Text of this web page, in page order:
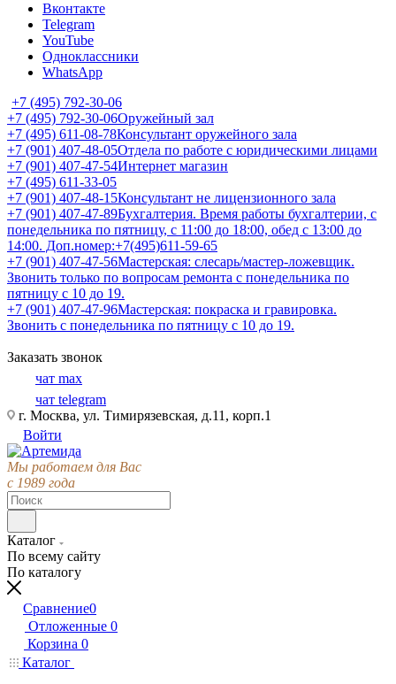
Вконтакте
Telegram
YouTube
Одноклассники
WhatsApp
+7 (495) 792-30-06
+7 (495) 792-30-06Оружейный зал
+7 (495) 611-08-78Консультант оружейного зала
+7 (901) 407-48-05Отдела по работе с юридическими лицами
+7 (901) 407-47-54Интернет магазин
+7 (495) 611-33-05
+7 (901) 407-48-15Консультант не лицензионного зала
+7 (901) 407-47-89Бухгалтерия. Время работы бухгалтерии, с
понедельника по пятницу, с 11:00 до 18:00, обед с 13:00 до
14:00. Доп.номер:+7(495)611-59-65
+7 (901) 407-47-56Мастерская: слесарь/мастер-ложевщик.
Звонить только по вопросам ремонта с понедельника по
пятницу с 10 до 19.
+7 (901) 407-47-96Мастерская: покраска и гравировка.
Звонить с понедельника по пятницу с 10 до 19.
Заказать звонок
чат max
чат telegram
г. Москва, ул. Тимирязевская, д.11, корп.1
Войти
Мы работаем для Вас
с 1989 года
Каталог
По всему сайту
По каталогу
Сравнение0
Отложенные 0
Корзина 0
Каталог